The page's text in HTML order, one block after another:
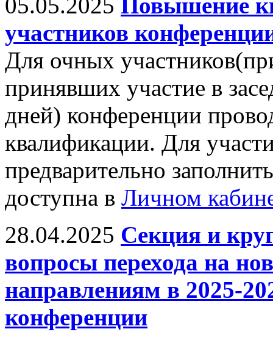
участников
Для очных
принявших участие в
дней) конференции
квалификации. Для
предварительно
доступна в Личном
28.04.2025 Секция и
вопросы перехода на
направлениям в 2025-
конференции